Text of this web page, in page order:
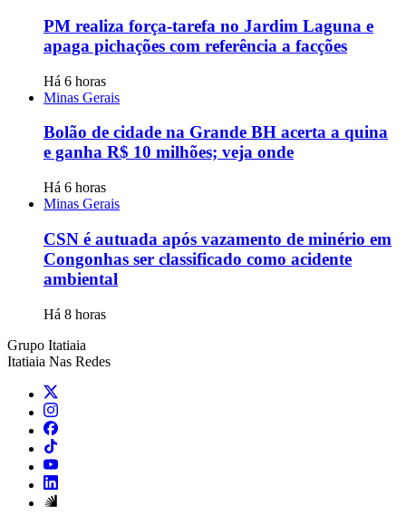
PM realiza força-tarefa no Jardim Laguna e
apaga pichações com referência a facções
Há 6 horas
Minas Gerais
Bolão de cidade na Grande BH acerta a quina
e ganha R$ 10 milhões; veja onde
Há 6 horas
Minas Gerais
CSN é autuada após vazamento de minério em
Congonhas ser classificado como acidente
ambiental
Há 8 horas
Grupo Itatiaia
Itatiaia Nas Redes